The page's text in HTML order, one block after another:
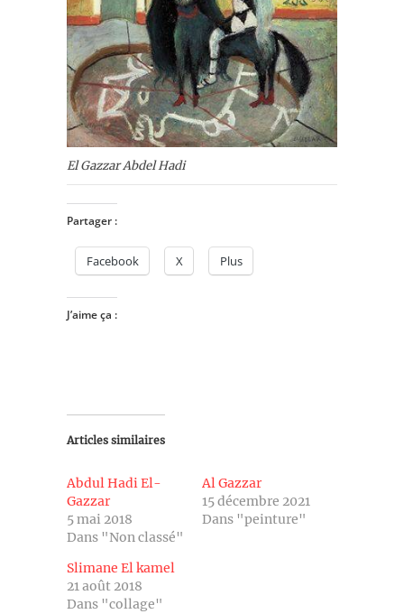
El Gazzar Abdel Hadi
Partager :
Facebook X Plus
J’aime ça :
Articles similaires
Abdul Hadi El-
Gazzar
5 mai 2018
Dans "Non classé"
Al Gazzar
15 décembre 2021
Dans "peinture"
Slimane El kamel
21 août 2018
Dans "collage"